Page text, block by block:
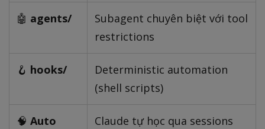
🤖 agents/
Subagent chuyên biệt với tool
restrictions
🪝 hooks/
Deterministic automation
(shell scripts)
🧠 Auto
Claude tự học qua sessions